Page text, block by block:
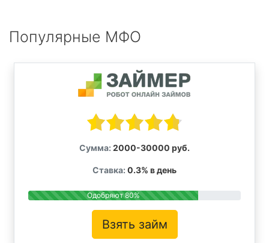
Популярные МФО
Сумма: 2000-30000 руб.
Ставка: 0.3% в день
Одобряют 80%
Взять займ